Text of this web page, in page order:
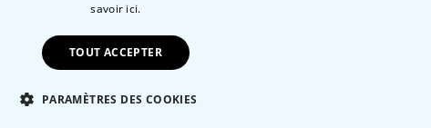
savoir ici.
TOUT ACCEPTER
PARAMÈTRES DES COOKIES